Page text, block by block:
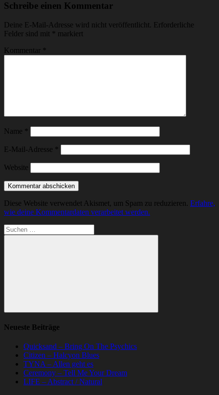
Schreibe einen Kommentar
Deine E-Mail-Adresse wird nicht veröffentlicht. Erforderliche
Felder sind mit * markiert
Kommentar *
Name *
E-Mail-Adresse *
Website
Diese Website verwendet Akismet, um Spam zu reduzieren. Erfahre,
wie deine Kommentardaten verarbeitet werden.
Suchen
nach:
Suchen
Neueste Beiträge
Quicksand – Bring On The Psychics
Citizen – Halcyon Blues
TYNA – Allen geht es
Ceremony – Tell Me Your Dream
LIFE – Abstract / Natural